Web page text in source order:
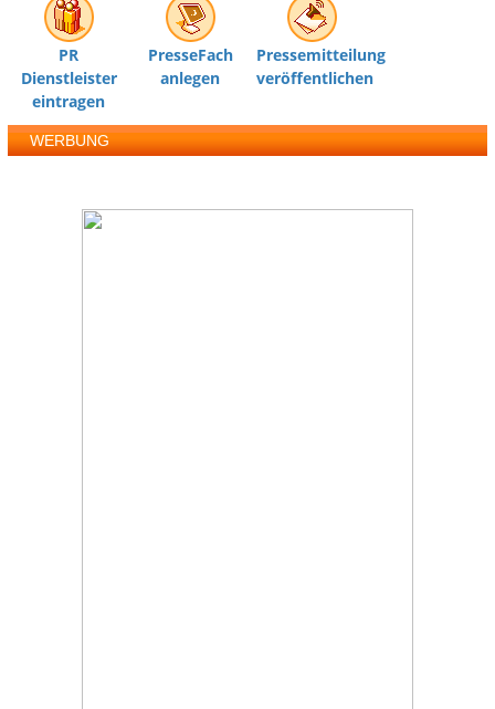
PR
Dienstleister
eintragen
PresseFach
anlegen
Pressemitteilung
veröffentlichen
WERBUNG